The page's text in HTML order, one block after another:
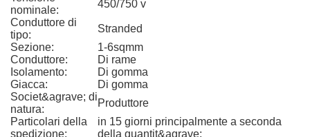
nominale:
450/750 v
Conduttore di
tipo:
Stranded
Sezione:
1-6sqmm
Conduttore:
Di rame
Isolamento:
Di gomma
Giacca:
Di gomma
Societ&agrave; di
natura:
Produttore
Particolari della
spedizione:
in 15 giorni principalmente a seconda
della quantit&agrave;